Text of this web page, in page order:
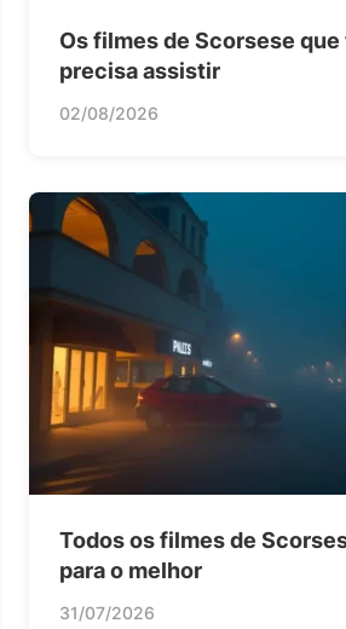
Os filmes de Scorsese
precisa assistir
02/08/2026
Todos os filmes de
para o melhor
31/07/2026